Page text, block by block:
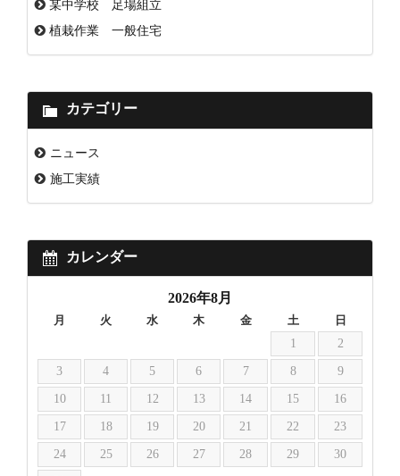
某中学校 足場組立
植栽作業 一般住宅
カテゴリー
ニュース
施工実績
カレンダー
2026年8月
月 火 水 木 金 土 日
1 2
3 4 5 6 7 8 9
10 11 12 13 14 15 16
17 18 19 20 21 22 23
24 25 26 27 28 29 30